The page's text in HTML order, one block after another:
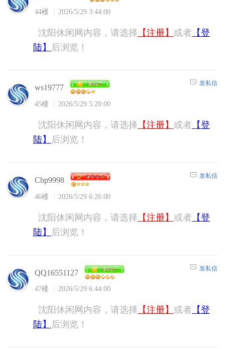
44楼 2026/5/29 3:44:00
沈阳休闲网内容，请选择 【注册】 或者 【登
陆】
后浏览！
ws19777
45楼 2026/5/29 5:20:00
发私信
沈阳休闲网内容，请选择 【注册】 或者 【登
陆】
后浏览！
Cbp9998
46楼 2026/5/29 6:26:00
发私信
沈阳休闲网内容，请选择 【注册】 或者 【登
陆】
后浏览！
QQ16551127
47楼 2026/5/29 6:44:00
发私信
沈阳休闲网内容，请选择 【注册】 或者 【登
陆】
后浏览！